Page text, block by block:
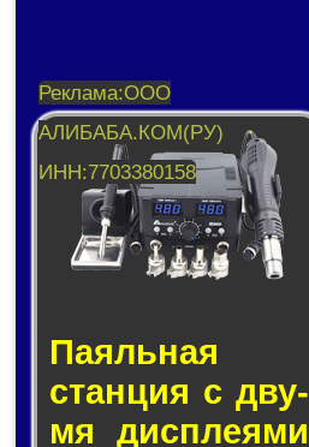
Паяльная
стан­ция с дву­
мя дис­пле­я­ми